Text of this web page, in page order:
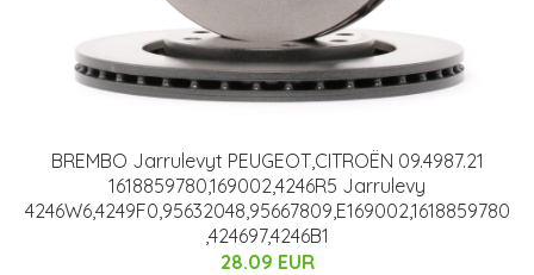
BREMBO Jarrulevyt PEUGEOT,CITROËN 09.4987.21
1618859780,169002,4246R5 Jarrulevy
4246W6,4249F0,95632048,95667809,E169002,1618859780
,424697,4246B1
28.09 EUR